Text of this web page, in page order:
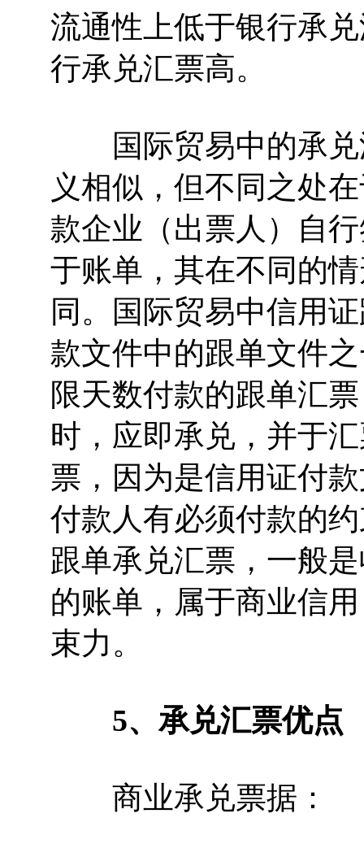
流通性上低于银行承
行承兑汇票高。
国际贸易中的承兑
义相似，但不同之处
款企业（出票人）自
于账单，其在不同的
同。国际贸易中信用
款文件中的跟单文件
限天数付款的跟单汇
时，应即承兑，并于
票，因为是信用证付
付款人有必须付款的
跟单承兑汇票，一般
的账单，属于商业信
束力。
5、承兑汇票优点
商业承兑票据：